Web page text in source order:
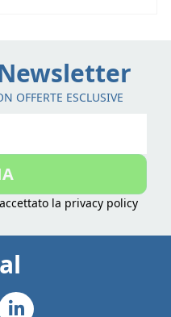
OFFERTE ESCLUSIVE
la privacy policy